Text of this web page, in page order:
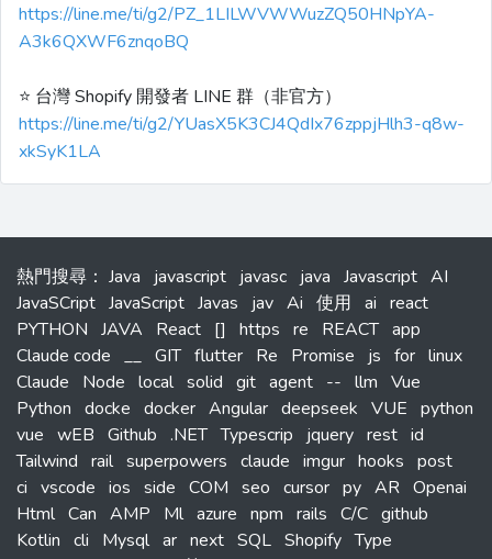
https://line.me/ti/g2/PZ_1LILWVWWuzZQ50HNpYA-
A3k6QXWF6znqoBQ
⭐️ 台灣 Shopify 開發者 LINE 群（非官方）
https://line.me/ti/g2/YUasX5K3CJ4QdIx76zppjHlh3-q8w-
xkSyK1LA
熱門搜尋 ： Java javascript javasc java Javascript AI
JavaSCript JavaScript Javas jav Ai 使用 ai react
PYTHON JAVA React [] https re REACT app
Claude code __ GIT flutter Re Promise js for linux
Claude
Node local solid git agent -- llm Vue
Python docke docker Angular deepseek VUE python
vue wEB Github .NET Typescrip jquery rest id
Tailwind rail superpowers claude imgur hooks post
ci vscode ios side COM seo cursor py AR Openai
Html Can AMP Ml azure npm rails C/C github
Kotlin cli Mysql ar next SQL Shopify Type